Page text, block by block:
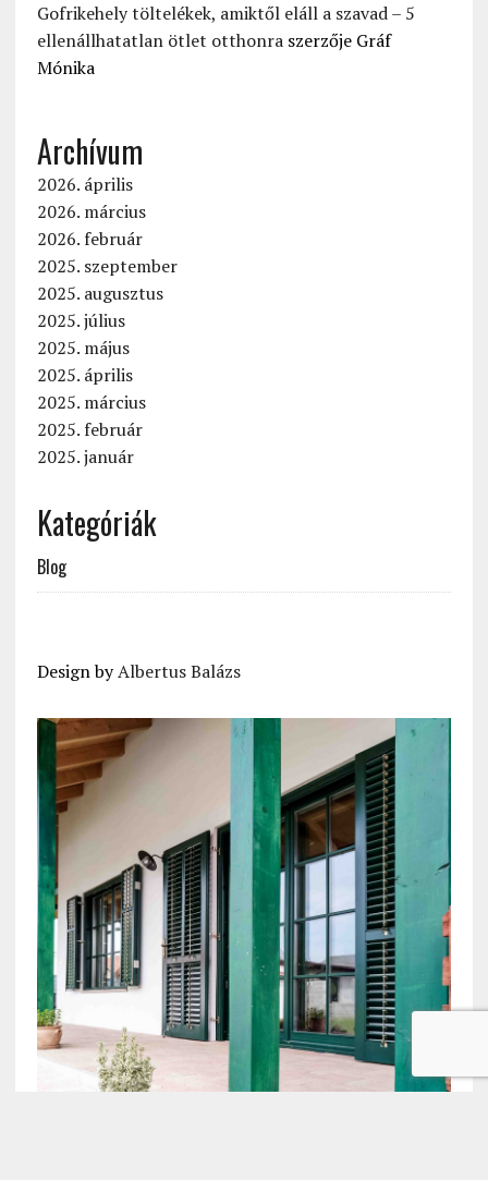
Gofrikehely töltelékek, amiktől eláll a szavad – 5
ellenállhatatlan ötlet otthonraszerzője Gráf
Mónika
Archívum
2026. április
2026. március
2026. február
2025. szeptember
2025. augusztus
2025. július
2025. május
2025. április
2025. március
2025. február
2025. január
Kategóriák
Blog
Design byAlbertus Balázs